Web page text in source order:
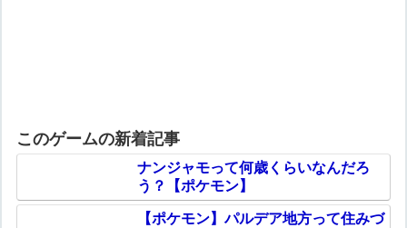
このゲームの新着記事
ナンジャモって何歳くらいなんだろ
う？【ポケモン】
【ポケモン】パルデア地方って住みづ